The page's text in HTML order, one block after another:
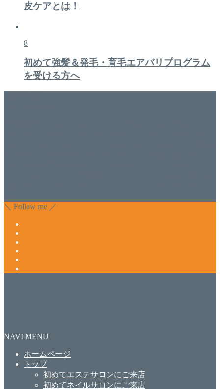
皮ケアとは！
8
初めて強髪＆発毛・育毛エアバリプログラム
を受ける方へ
＼ Follow me ／
NAVI MENU
ホームページ
トップ
初めてエステサロンにご来店
初めてネイルサロンにご来店